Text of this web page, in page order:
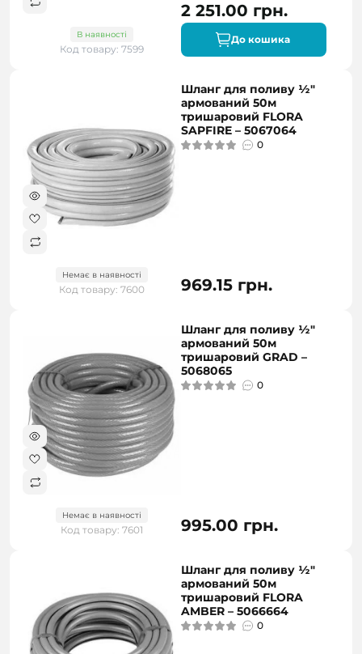
В наявності
Код товару: 7599
2 251.00 грн.
До кошика
Немає в наявності
Код товару: 7600
Шланг для поливу ½"
армований 50м
тришаровий FLORA
SAPFIRE – 5067064
0
969.15 грн.
Немає в наявності
Код товару: 7601
Шланг для поливу ½"
армований 50м
тришаровий GRAD –
5068065
0
995.00 грн.
Шланг для поливу ½"
армований 50м
тришаровий FLORA
AMBER – 5066664
0